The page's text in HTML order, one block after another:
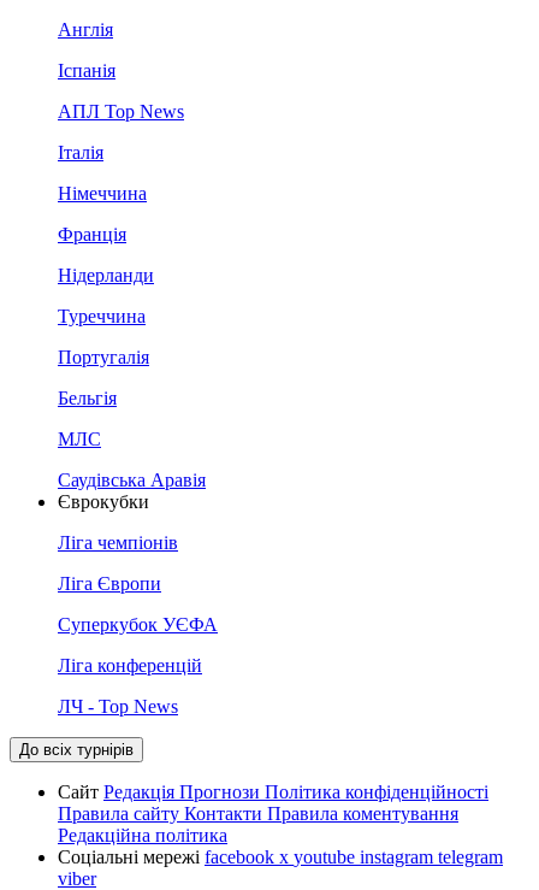
Англія
Іспанія
АПЛ Top News
Італія
Німеччина
Франція
Нідерланди
Туреччина
Португалія
Бельгія
МЛС
Саудівська Аравія
Єврокубки
Ліга чемпіонів
Ліга Європи
Суперкубок УЄФА
Ліга конференцій
ЛЧ - Top News
До всіх турнірів
Сайт Редакція Прогнози Політика конфіденційності
Правила сайту Контакти Правила коментування
Редакційна політика
Соціальні мережі facebook x youtube instagram telegram
viber